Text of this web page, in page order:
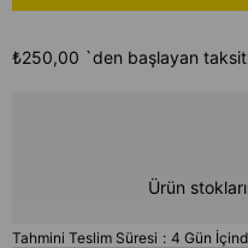
₺250,00 `den başlayan
Ürün
Tahmini Teslim Süresi : 4 Gün